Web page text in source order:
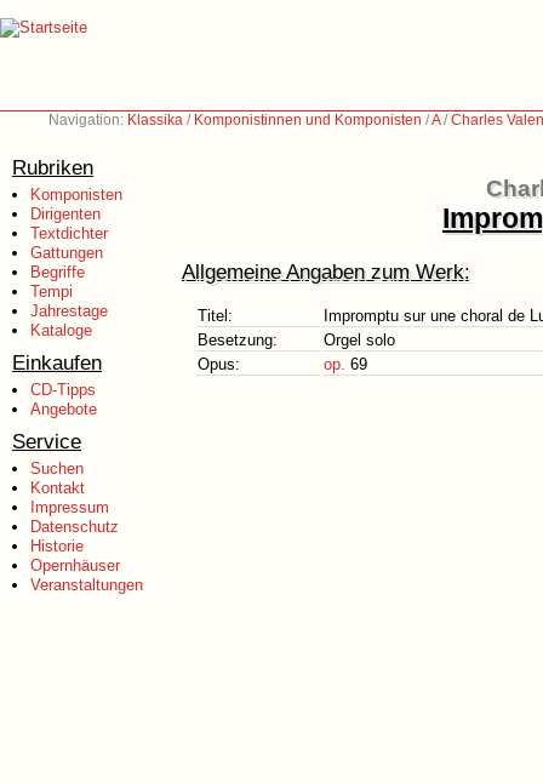
Navigation: Klassika / Komponistinnen und Komponisten /A/Charles
Rubriken
Komponisten
Dirigenten
Textdichter
Gattungen
Begriffe
Tempi
Jahrestage
Kataloge
Einkaufen
CD-Tipps
Angebote
Service
Suchen
Kontakt
Impressum
Datenschutz
Historie
Opernhäuser
Veranstaltungen
Allgemeine Angaben zum Werk:
Titel:
Impromptu sur une choral de
Besetzung:
Orgel solo
Opus:
op. 69